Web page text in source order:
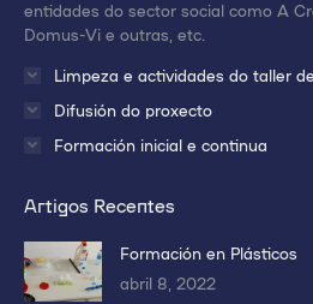
entidades do sector social como A
Domus-Vi e outras, etc.
Limpeza e actividades do taller
Difusión do proxecto
Formación inicial e continua
Artigos Recentes
Formación en Plásticos
abril 8, 2022